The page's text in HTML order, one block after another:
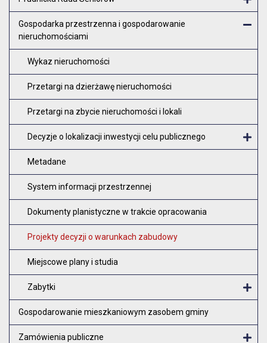
Gospodarka przestrzenna i gospodarowanie
nieruchomościami
Wykaz nieruchomości
Przetargi na dzierżawę nieruchomości
Przetargi na zbycie nieruchomości i lokali
Decyzje o lokalizacji inwestycji celu publicznego
Metadane
System informacji przestrzennej
Dokumenty planistyczne w trakcie opracowania
Projekty decyzji o warunkach zabudowy
Miejscowe plany i studia
Zabytki
Gospodarowanie mieszkaniowym zasobem gminy
Zamówienia publiczne